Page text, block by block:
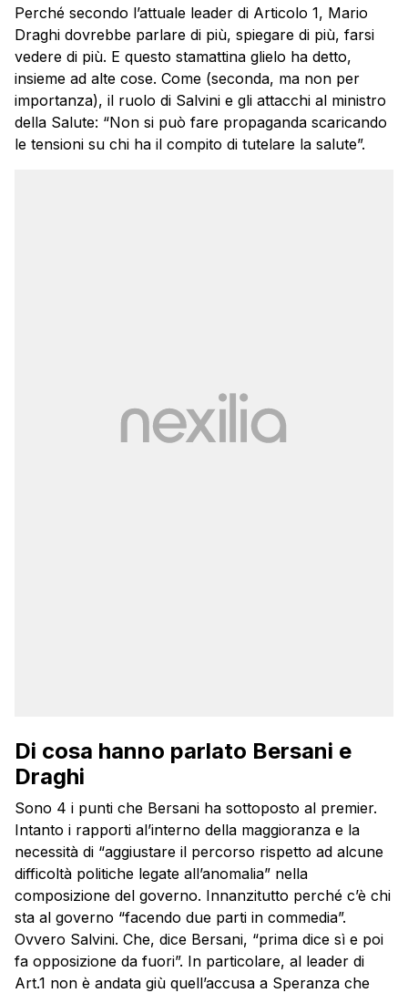
Perché secondo l’attuale leader di Articolo 1, Mario
Draghi dovrebbe parlare di più, spiegare di più, farsi
vedere di più. E questo stamattina glielo ha detto,
insieme ad alte cose. Come (seconda, ma non per
importanza), il ruolo di Salvini e gli attacchi al ministro
della Salute: “Non si può fare propaganda scaricando
le tensioni su chi ha il compito di tutelare la salute”.
Di cosa hanno parlato Bersani e
Draghi
Sono 4 i punti che Bersani ha sottoposto al premier.
Intanto i rapporti al’interno della maggioranza e la
necessità di “aggiustare il percorso rispetto ad alcune
difficoltà politiche legate all’anomalia” nella
composizione del governo. Innanzitutto perché c’è chi
sta al governo “facendo due parti in commedia”.
Ovvero Salvini. Che, dice Bersani, “prima dice sì e poi
fa opposizione da fuori”. In particolare, al leader di
Art.1 non è andata giù quell’accusa a Speranza che